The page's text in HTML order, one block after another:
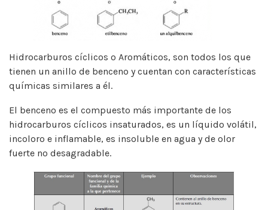
Hidrocarburos cíclicos o Aromáticos, son todos los que
tienen un anillo de benceno y cuentan con características
químicas similares a él.
El benceno es el compuesto más importante de los
hidrocarburos cíclicos insaturados, es un líquido volátil,
incoloro e inflamable, es insoluble en agua y de olor
fuerte no desagradable.